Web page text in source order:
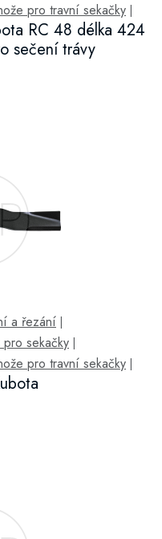
pro travní sekačky
RC 48 délka 424
sečení trávy
a řezání
sekačky
pro travní sekačky